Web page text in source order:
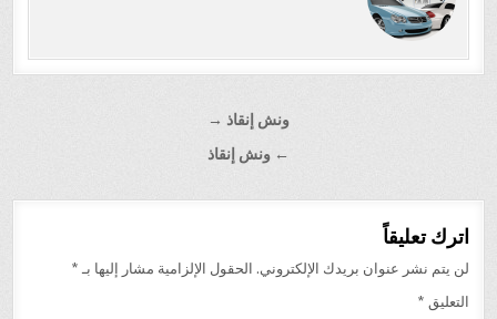
ونش إنقاذ →
← ونش إنقاذ
اترك تعليقاً
لن يتم نشر عنوان بريدك الإلكتروني. الحقول الإلزامية مشار إليها بـ *
التعليق *